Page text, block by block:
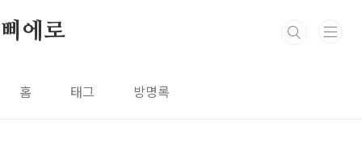
삐에로
홈 태그 방명록